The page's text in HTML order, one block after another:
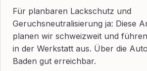
Für planbaren Lackschutz und
Geruchsneutralisierung ja: Diese
planen wir schweizweit und
in der Werkstatt aus. Über die
Baden gut erreichbar.